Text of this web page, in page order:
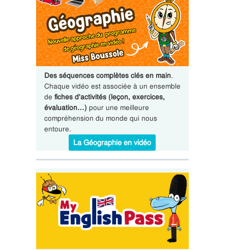
Des séquences complètes clés en main.
Chaque vidéo est associée à un ensemble
de fiches d'activités (leçon, exercices,
évaluation…) pour une meilleure
compréhension du monde qui nous
entoure.
La Géographie en vidéo